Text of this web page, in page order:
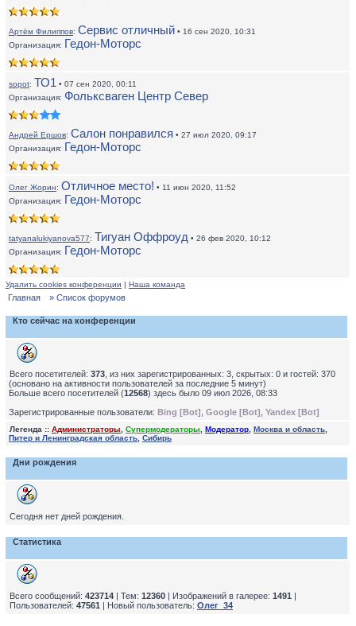
Артём Филиппов: Сервис отличный • 16 сен 2020, 10:31
Организация: Гедон-Моторс
sopot: ТО1 • 07 сен 2020, 00:11
Организация: Фольксваген Центр Север
Андрей Ершов: Салон понравился • 27 июл 2020, 09:17
Организация: Гедон-Моторс
Олег Жорин: Отличное место! • 11 июн 2020, 11:52
Организация: Гедон-Моторс
tatyanalukiyanova577: Тигуан Оффроуд • 26 фев 2020, 10:12
Организация: Гедон-Моторс
Удалить cookies конференции | Наша команда
Главная » Список форумов
Кто сейчас на конференции
Всего посетителей: 373 , из них зарегистрированных: 3, скрытых: 0 и гостей: 370
(основано на активности пользователей за последние 5 минут)
Больше всего посетителей (12568) здесь было 09 июл 2026, 08:33
Зарегистрированные пользователи: Bing [Bot] Google [Bot] Yandex [Bot]
Легенда :: Администраторы Супермодераторы Модератор Москва и область
Питер и Ленинградская область Сибирь
Дни рождения
Сегодня нет дней рождения.
Статистика
Всего сообщений: 423714 | Тем: 12360 | Изображений в галерее: 1491 |
Пользователей: 47561 | Новый пользователь: Олег_34